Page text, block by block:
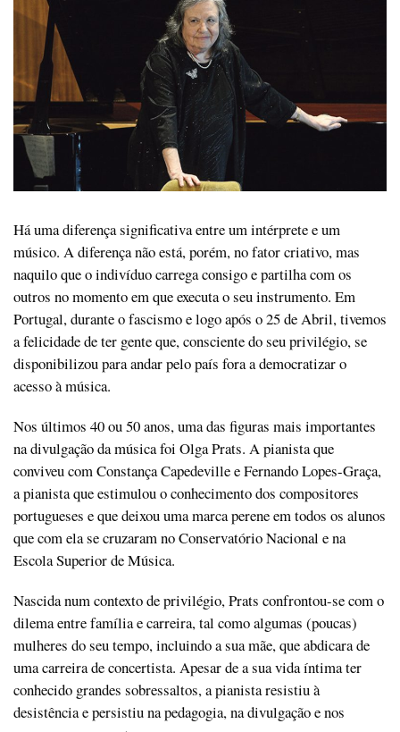
Há uma diferença significativa entre um intérprete e um
músico. A diferença não está, porém, no fator criativo, mas
naquilo que o indivíduo carrega consigo e partilha com os
outros no momento em que executa o seu instrumento. Em
Portugal, durante o fascismo e logo após o 25 de Abril, tivemos
a felicidade de ter gente que, consciente do seu privilégio, se
disponibilizou para andar pelo país fora a democratizar o
acesso à música.
Nos últimos 40 ou 50 anos, uma das figuras mais importantes
na divulgação da música foi Olga Prats. A pianista que
conviveu com Constança Capedeville e Fernando Lopes-Graça,
a pianista que estimulou o conhecimento dos compositores
portugueses e que deixou uma marca perene em todos os alunos
que com ela se cruzaram no Conservatório Nacional e na
Escola Superior de Música.
Nascida num contexto de privilégio, Prats confrontou-se com o
dilema entre família e carreira, tal como algumas (poucas)
mulheres do seu tempo, incluindo a sua mãe, que abdicara de
uma carreira de concertista. Apesar de a sua vida íntima ter
conhecido grandes sobressaltos, a pianista resistiu à
desistência e persistiu na pedagogia, na divulgação e nos